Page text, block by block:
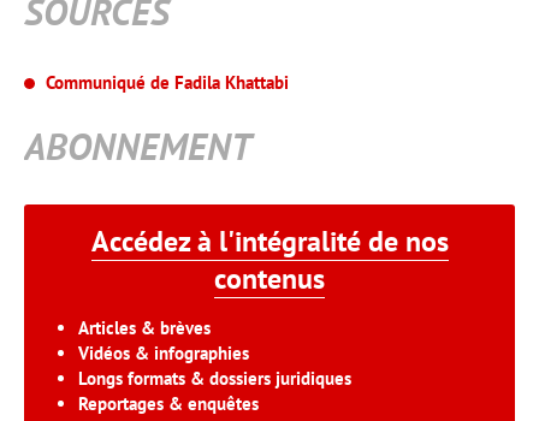
SOURCES
Communiqué de Fadila Khattabi
ABONNEMENT
Accédez à l'intégralité de nos
contenus
Articles & brèves
Vidéos & infographies
Longs formats & dossiers juridiques
Reportages & enquêtes